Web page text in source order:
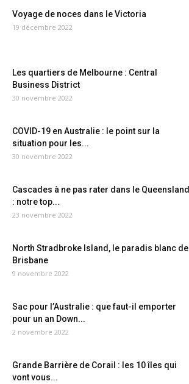
Voyage de noces dans le Victoria
19 décembre 2022
Les quartiers de Melbourne : Central
Business District
30 novembre 2022
COVID-19 en Australie : le point sur la
situation pour les...
30 novembre 2022
Cascades à ne pas rater dans le Queensland
: notre top...
23 novembre 2022
North Stradbroke Island, le paradis blanc de
Brisbane
9 novembre 2022
Sac pour l’Australie : que faut-il emporter
pour un an Down...
2 novembre 2022
Grande Barrière de Corail : les 10 îles qui
vont vous...